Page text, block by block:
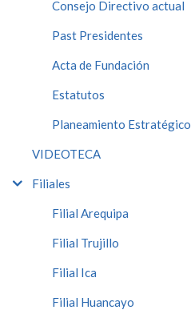
Consejo Directivo actual
Past Presidentes
Acta de Fundación
Estatutos
Planeamiento Estratégico
VIDEOTECA
Filiales
Filial Arequipa
Filial Trujillo
Filial Ica
Filial Huancayo